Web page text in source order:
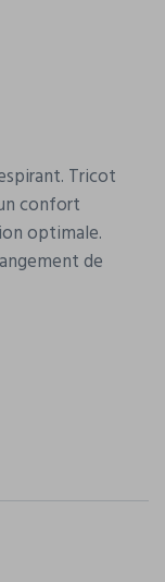
Tricot
confort
optimale.
de